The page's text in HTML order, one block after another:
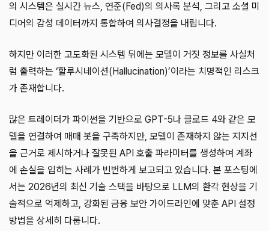
의 시스템은 실시간 뉴스, 연준(Fed)의 의사록 분석, 그리고 소셜 미
디어의 감성 데이터까지 통합하여 의사결정을 내립니다.
하지만 이러한 고도화된 시스템 뒤에는 모델이 거짓 정보를 사실처
럼 출력하는 ‘할루시네이션(Hallucination)’이라는 치명적인 리스크
가 존재합니다.
많은 트레이더가 파이썬을 기반으로 GPT-5나 클로드 4와 같은 모
델을 연결하여 매매 봇을 구축하지만, 모델이 존재하지 않는 지지선
을 근거로 제시하거나 잘못된 API 호출 파라미터를 생성하여 계좌
에 손실을 입히는 사례가 빈번하게 보고되고 있습니다. 본 포스팅에
서는 2026년의 최신 기술 스택을 바탕으로 LLM의 환각 현상을 기
술적으로 억제하고, 강화된 금융 보안 가이드라인에 맞춘 API 설정
방법을 상세히 다룹니다.